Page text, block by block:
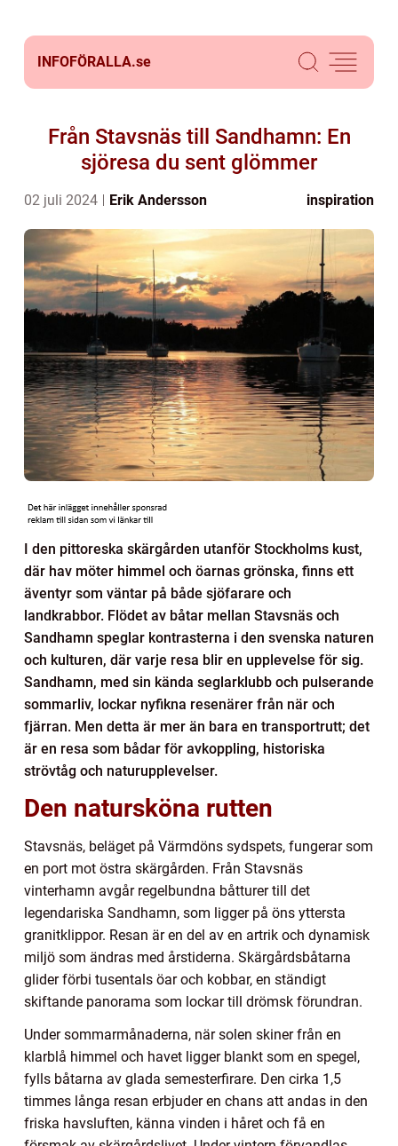
INFOFÖRALLA.se
Från Stavsnäs till Sandhamn: En
sjöresa du sent glömmer
02 juli 2024 Erik Andersson inspiration
I den pittoreska skärgården utanför Stockholms kust,
där hav möter himmel och öarnas grönska, finns ett
äventyr som väntar på både sjöfarare och
landkrabbor. Flödet av båtar mellan Stavsnäs och
Sandhamn speglar kontrasterna i den svenska naturen
och kulturen, där varje resa blir en upplevelse för sig.
Sandhamn, med sin kända seglarklubb och pulserande
sommarliv, lockar nyfikna resenärer från när och
fjärran. Men detta är mer än bara en transportrutt; det
är en resa som bådar för avkoppling, historiska
strövtåg och naturupplevelser.
Den natursköna rutten
Stavsnäs, beläget på Värmdöns sydspets, fungerar som
en port mot östra skärgården. Från Stavsnäs
vinterhamn avgår regelbundna båtturer till det
legendariska Sandhamn, som ligger på öns yttersta
granitklippor. Resan är en del av en artrik och dynamisk
miljö som ändras med årstiderna. Skärgårdsbåtarna
glider förbi tusentals öar och kobbar, en ständigt
skiftande panorama som lockar till drömsk förundran.
Under sommarmånaderna, när solen skiner från en
klarblå himmel och havet ligger blankt som en spegel,
fylls båtarna av glada semesterfirare. Den cirka 1,5
timmes långa resan erbjuder en chans att andas in den
friska havsluften, känna vinden i håret och få en